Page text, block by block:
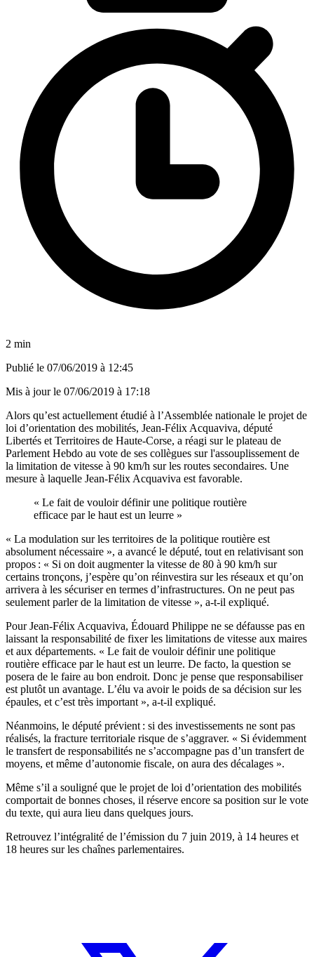
2 min
Publié le 07/06/2019 à 12:45
Mis à jour le 07/06/2019 à 17:18
Alors qu’est actuellement étudié à l’Assemblée nationale le projet de
loi d’orientation des mobilités, Jean-Félix Acquaviva, député
Libertés et Territoires de Haute-Corse, a réagi sur le plateau de
Parlement Hebdo au vote de ses collègues sur l'assouplissement de
la limitation de vitesse à 90 km/h sur les routes secondaires. Une
mesure à laquelle Jean-Félix Acquaviva est favorable.
« Le fait de vouloir définir une politique routière
efficace par le haut est un leurre »
« La modulation sur les territoires de la politique routière est
absolument nécessaire », a avancé le député, tout en relativisant son
propos : « Si on doit augmenter la vitesse de 80 à 90 km/h sur
certains tronçons, j’espère qu’on réinvestira sur les réseaux et qu’on
arrivera à les sécuriser en termes d’infrastructures. On ne peut pas
seulement parler de la limitation de vitesse », a-t-il expliqué.
Pour Jean-Félix Acquaviva, Édouard Philippe ne se défausse pas en
laissant la responsabilité de fixer les limitations de vitesse aux maires
et aux départements. « Le fait de vouloir définir une politique
routière efficace par le haut est un leurre. De facto, la question se
posera de le faire au bon endroit. Donc je pense que responsabiliser
est plutôt un avantage. L’élu va avoir le poids de sa décision sur les
épaules, et c’est très important », a-t-il expliqué.
Néanmoins, le député prévient : si des investissements ne sont pas
réalisés, la fracture territoriale risque de s’aggraver. « Si évidemment
le transfert de responsabilités ne s’accompagne pas d’un transfert de
moyens, et même d’autonomie fiscale, on aura des décalages ».
Même s’il a souligné que le projet de loi d’orientation des mobilités
comportait de bonnes choses, il réserve encore sa position sur le vote
du texte, qui aura lieu dans quelques jours.
Retrouvez l’intégralité de l’émission du 7 juin 2019, à 14 heures et
18 heures sur les chaînes parlementaires.